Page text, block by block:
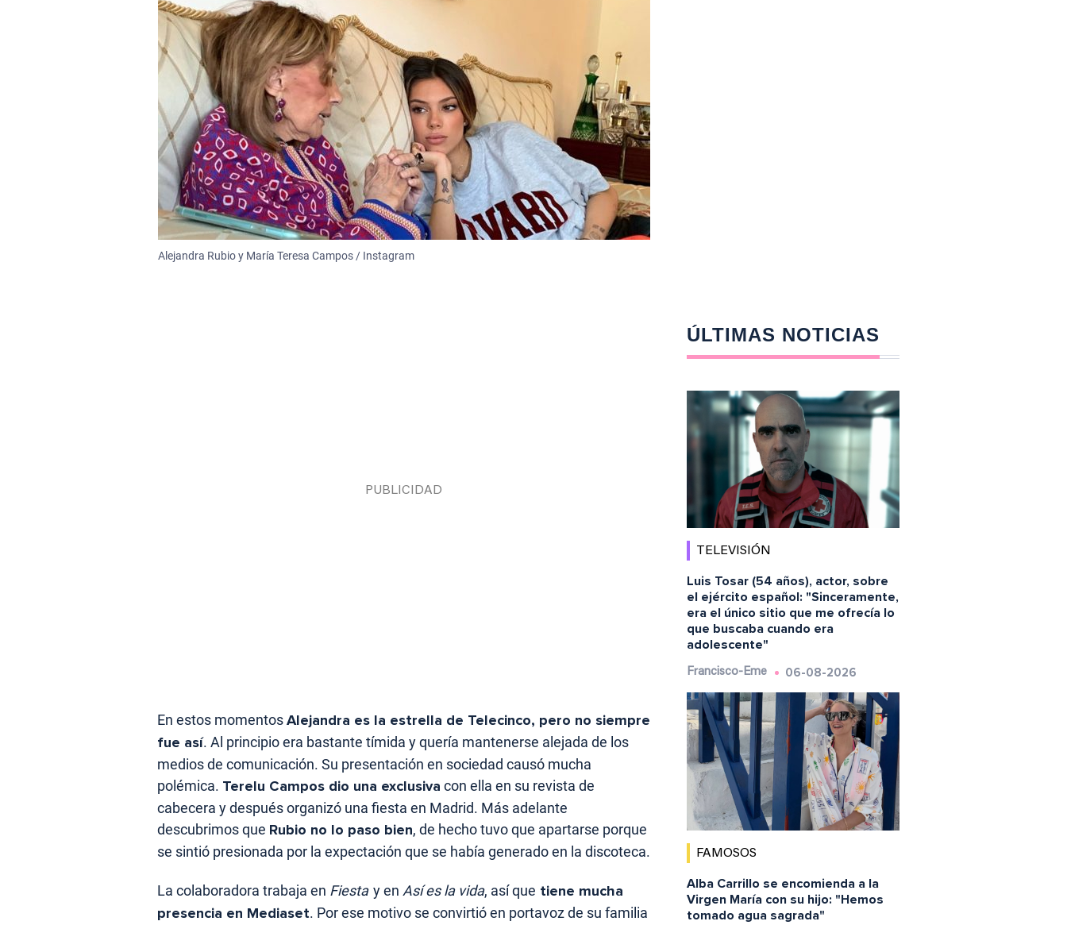
Alejandra Rubio y María Teresa Campos / Instagram
En estos momentosAlejandra es la estrella de Telecinco, pero no siempre
fue así. Al principio era bastante tímida y quería mantenerse alejada de los
medios de comunicación. Su presentación en sociedad causó mucha
polémica. Terelu Campos dio una exclusiva con ella en su revista de
cabecera y después organizó una fiesta en Madrid. Más adelante
descubrimos que Rubio no lo paso bien, de hecho tuvo que apartarse porque
se sintió presionada por la expectación que se había generado en la discoteca.
La colaboradora trabaja en Fiesta y en Así es la vida, así que tiene mucha
presencia en Mediaset. Por ese motivo se convirtió en portavoz de su familia
ÚLTIMAS NOTICIAS
TELEVISIÓN
Luis Tosar (54 años), actor, sobre
el ejército español: "Sinceramente,
era el único sitio que me ofrecía lo
que buscaba cuando era
adolescente"
Francisco-Eme 06-08-2026
FAMOSOS
Alba Carrillo se encomienda a la
Virgen María con su hijo: "Hemos
tomado agua sagrada"